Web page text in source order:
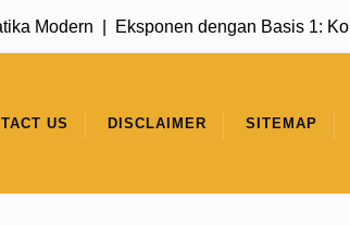
|Eksponen dengan Basis 1: Konsep
US DISCLAIMER SITEMAP